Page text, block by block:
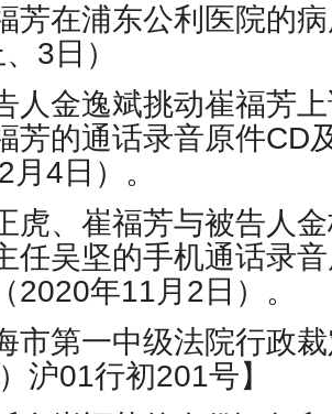
芳在浦东公利医院的
3日）
人金逸斌挑动崔福芳上
芳的通话录音原件CD
月4日）。
虎、崔福芳与被告人
任吴坚的手机通话录
2020年11月2日）。
市第一中级法院行政
沪01行初201号】